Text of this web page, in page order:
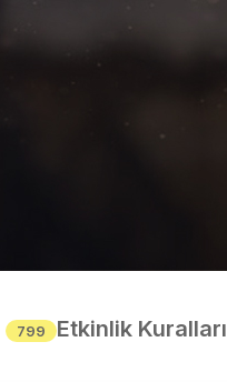
799 Etkinlik Kuralları